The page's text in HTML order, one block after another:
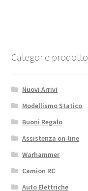
quantità
Categorie prodotto
Nuovi Arrivi
Modellismo Statico
Buoni Regalo
Assistenza on-line
Warhammer
Camion RC
Auto Elettriche